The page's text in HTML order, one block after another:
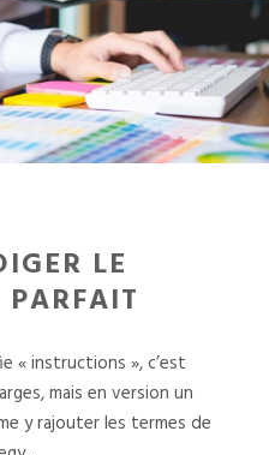
LE
PARFAIT
« instructions », c’est
mais en version un
y rajouter les termes de